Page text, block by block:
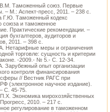
В.М. Таможенный союз. Первые
– М.: Аспект-пресс, 2011. – 238 с.
Г.Ю. Таможенный кодекс
союза и таможенное
Практические рекомендации. –
бухгалтеров, аудиторов и
2011. – 398 с.
Нетарифные меры и ограничения
торговле: сущность и критерии
-2009.- № 5.- С. 12-34.
Зарубежный опыт организации
контроля финансирования
// Вестник РАГС при
(электронное научное издание).
С. 45-75.
Экономика мирохозяйственных
2010. – 217 с.
регулирование в таможенном